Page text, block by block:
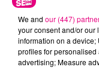
Cancer
We and our (447)
your consent and/or our
information on a
profiles for
advertising; Measure